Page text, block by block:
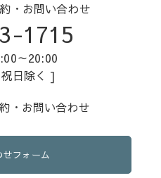
・お問い合わせ
1715
～20:00
日除く ]
・お問い合わせ
せフォーム